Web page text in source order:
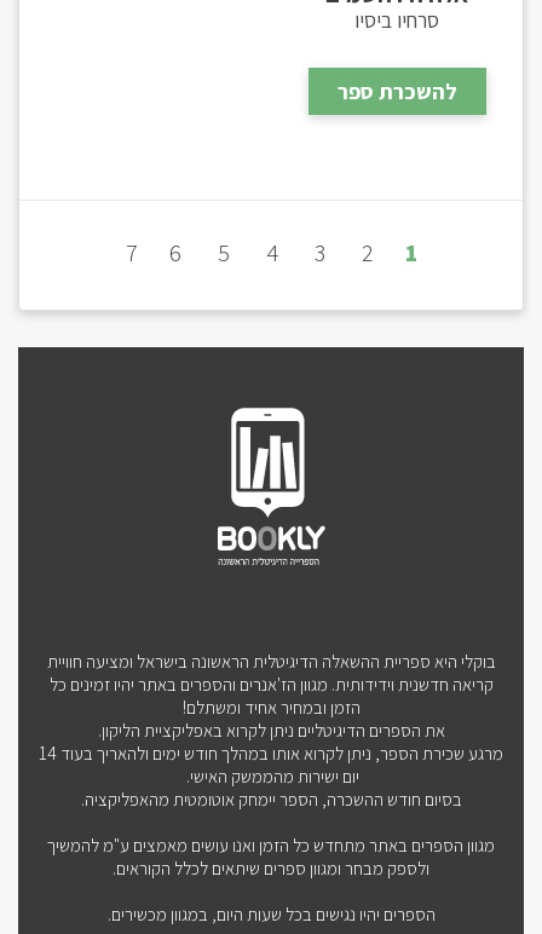
סרחיו ביסיו
להשכרת ספר
1
2
3
4
5
6
7
בוקלי היא ספריית ההשאלה הדיגיטלית הראשונה בישראל ומציעה חוויית
קריאה חדשנית וידידותית. מגוון הז'אנרים והספרים באתר יהיו זמינים כל
הזמן ובמחיר אחיד ומשתלם!
את הספרים הדיגיטליים ניתן לקרוא באפליקציית הליקון.
מרגע שכירת הספר, ניתן לקרוא אותו במהלך חודש ימים ולהאריך בעוד 14
יום ישירות מהממשק האישי.
בסיום חודש ההשכרה, הספר יימחק אוטומטית מהאפליקציה.
מגוון הספרים באתר מתחדש כל הזמן ואנו עושים מאמצים ע"מ להמשיך
ולספק מבחר ומגוון ספרים שיתאים לכלל הקוראים.
הספרים יהיו נגישים בכל שעות היום, במגוון מכשירים.